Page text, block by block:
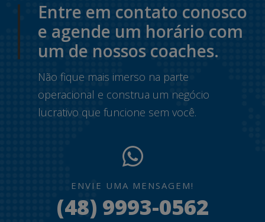
Entre em contato conosco
e agende um horário com
um de nossos coaches.
Não fique mais imerso na parte
operacional e construa um negócio
lucrativo que funcione sem você.
ENVIE UMA MENSAGEM!
(48) 9993-0562